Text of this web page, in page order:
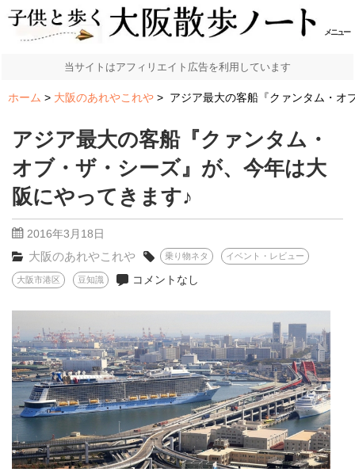
メニュー
当サイトはアフィリエイト広告を利用しています
ホーム 大阪のあれやこれや アジア最大の客船『クァンタム・オ
アジア最大の客船『クァンタム・
オブ・ザ・シーズ』が、今年は大
阪にやってきます♪
2016年3月18日
大阪のあれやこれや 乗り物ネタ イベント・レビュー
大阪市港区 豆知識 コメントなし